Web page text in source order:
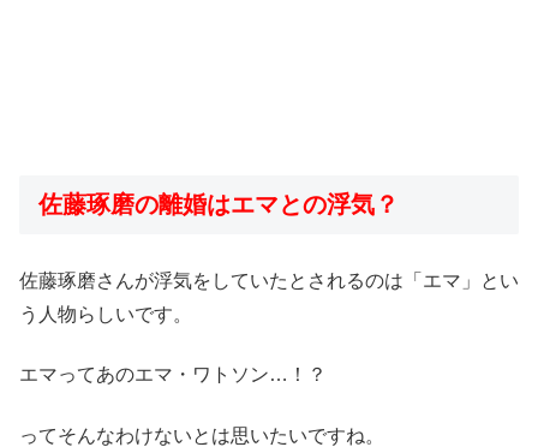
佐藤琢磨の離婚はエマとの浮気？
佐藤琢磨さんが浮気をしていたとされるのは「エマ」とい
う人物らしいです。
エマってあのエマ・ワトソン…！？
ってそんなわけないとは思いたいですね。